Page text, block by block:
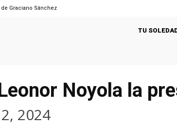
de Graciano Sánchez
TU
Noyola la
2024